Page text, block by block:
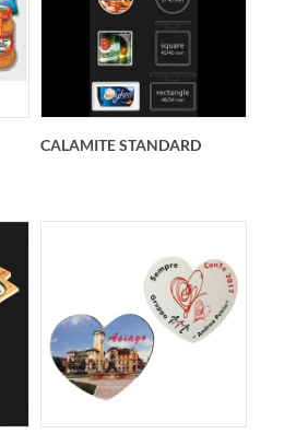
Magneti in Metallo
I magneti sono
conosciuti come uno
dei prodotti
promozionali più
CALAMITE STANDARD